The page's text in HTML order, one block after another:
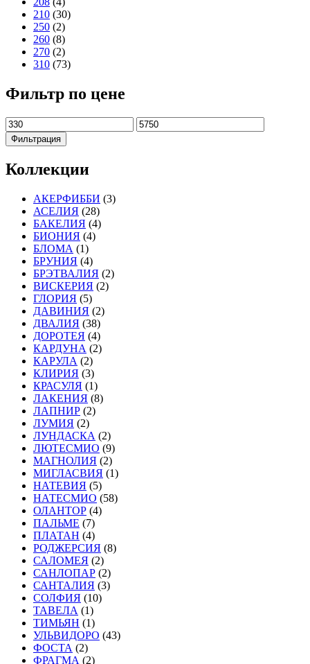
210 (30)
250 (2)
260 (8)
270 (2)
310 (73)
Фильтр по цене
Минимальная
цена
Максимальная
цена
Фильтрация
Коллекции
АКЕРФИББИ (3)
АСЕЛИЯ (28)
БАКЕЛИЯ (4)
БИОНИЯ (4)
БЛОМА (1)
БРУНИЯ (4)
БРЭТВАЛИЯ (2)
ВИСКЕРИЯ (2)
ГЛОРИЯ (5)
ДАВИНИЯ (2)
ДВАЛИЯ (38)
ДОРОТЕЯ (4)
КАРДУНА (2)
КАРУЛА (2)
КЛИРИЯ (3)
КРАСУЛЯ (1)
ЛАКЕНИЯ (8)
ЛАПНИР (2)
ЛУМИЯ (2)
ЛУНДАСКА (2)
ЛЮТЕСМИО (9)
МАГНОЛИЯ (2)
МИГЛАСВИЯ (1)
НАТЕВИЯ (5)
НАТЕСМИО (58)
ОЛАНТОР (4)
ПАЛЬМЕ (7)
ПЛАТАН (4)
РОДЖЕРСИЯ (8)
САЛОМЕЯ (2)
САНЛОПАР (2)
САНТАЛИЯ (3)
СОЛФИЯ (10)
ТАВЕЛА (1)
ТИМЬЯН (1)
УЛЬВИДОРО (43)
ФОСТА (2)
ФРАГМА (2)